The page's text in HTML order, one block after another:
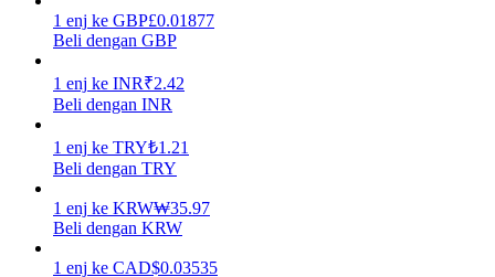
Babi Kekuatan
Dapatkan imbalan kompetitif setiap hari
1 enj ke GBP£0.01877
Beli dengan GBP
1 enj ke INR₹2.42
Beli dengan INR
1 enj ke TRY₺1.21
Beli dengan TRY
1 enj ke KRW₩35.97
Beli dengan KRW
1 enj ke CAD$0.03535